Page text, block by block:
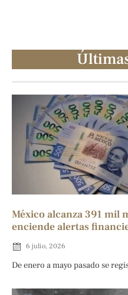
México alcanza 391 mil
enciende alertas
6 julio, 2026
De enero a mayo pasado se